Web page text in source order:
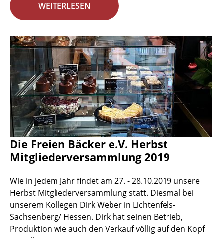
WEITERLESEN
Die Freien Bäcker e.V. Herbst
Mitgliederversammlung 2019
Wie in jedem Jahr findet am 27. - 28.10.2019 unsere
Herbst Mitgliederversammlung statt. Diesmal bei
unserem Kollegen Dirk Weber in Lichtenfels-
Sachsenberg/ Hessen. Dirk hat seinen Betrieb,
Produktion wie auch den Verkauf völlig auf den Kopf